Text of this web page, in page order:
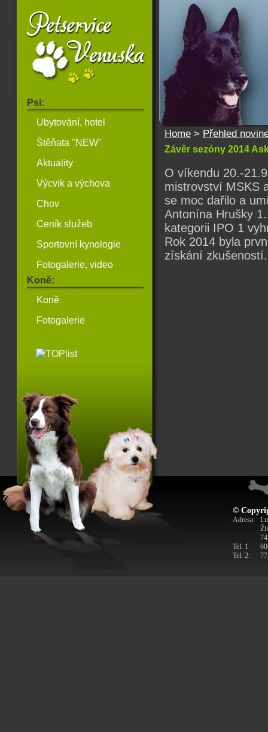
Psi:
Ubytování, hotel
Štěňata "NEW"
Aktuality
Výcvik a výchova
Chov
Ceník služeb
Sportovní kynologie
Fotogalerie, video
Koně:
Koně
Fotogalerie
Home > Přehled
Závěr sezóny 2014
O víkendu 20.-
mistrovství MSKS
se moc dařilo a
Antonína Hrušky
kategorii IPO 1
Rok 2014 byla
získání
©
Adresa:
Tel. 1
Tel. 2: